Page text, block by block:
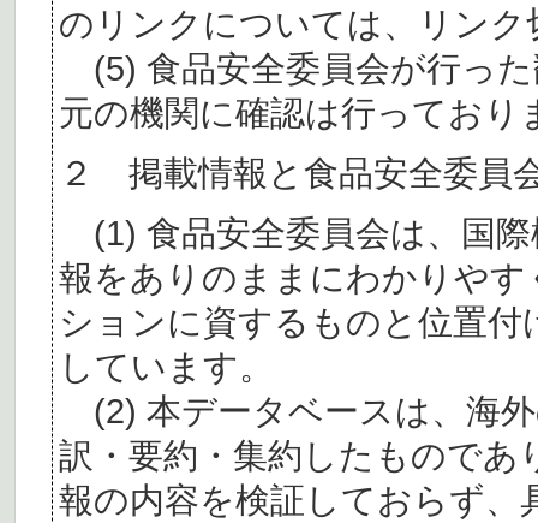
のリンクについては、リン
(5) 食品安全委員会が行っ
元の機関に確認は行っており
２ 掲載情報と食品安全委員
(1) 食品安全委員会は、国
報をありのままにわかりや
ションに資するものと位置
しています。
(2) 本データベースは、海
訳・要約・集約したものであ
報の内容を検証しておらず、